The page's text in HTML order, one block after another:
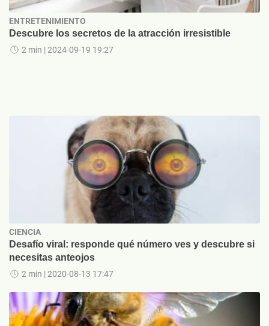
ENTRETENIMIENTO
Descubre los secretos de la atracción irresistible
2 min | 2024-09-19 19:27
CIENCIA
Desafío viral: responde qué número ves y descubre si
necesitas anteojos
2 min | 2020-08-13 17:47